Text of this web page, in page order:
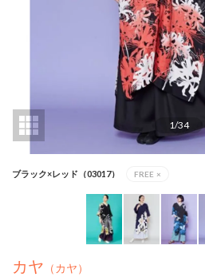
1/34
ブラック×レッド（03017） FREE ×
カヤ （カヤ）